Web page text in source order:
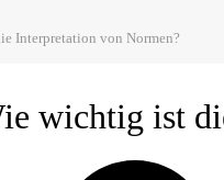
Interpretation von Normen?
wichtig ist